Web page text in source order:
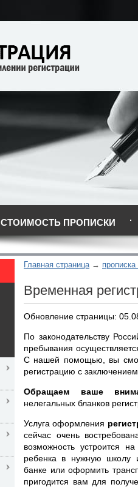
СТОИМОСТЬ ПРОПИСКИ
Главная страница
Временная
Обновление страницы:
По законодательству
пребывания
С нашей помощью, вы
регистрацию с
Обращаем ваше
нелегальных бланков
Услуга оформления
сейчас очень
возможность устроится
ребенка в нужную школу
банке или оформить
пригодится вам для